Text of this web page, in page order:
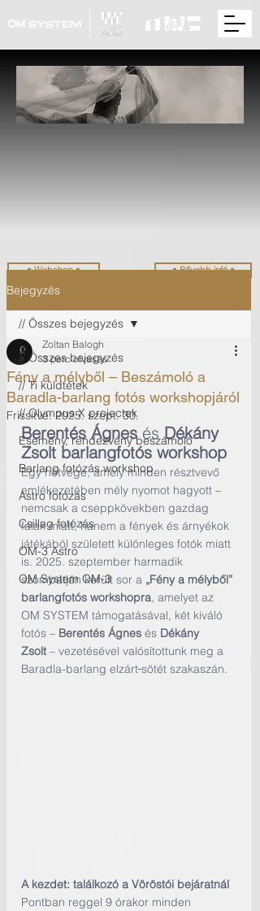
Bejegyzés
// Összes bejegyzés
// Ti küldtétek
// Olympus X projectek
Esemény, rendezvény beszámoló
Barlang fotózás workshop
Astro fotózás
Csillag fotózás
OM-3 Astro
OM System OM-3
// Összes bejegyzés
Fény a mélyből – Beszámoló a
Baradla-barlang fotós workshopjáról
Zoltan Balogh
3 perc olvasás
Frissítve:2025. szept. 30.
Berentés Ágnes és Dékány
Zsolt barlangfotós workshop
Egy hétvége, amely minden résztvevő
emlékezetében mély nyomot hagyott –
nemcsak a cseppkövekben gazdag
falak miatt, hanem a fények és árnyékok
játékából született különleges fotók miatt
is. 2025. szeptember harmadik
szombatján került sor a „Fény a mélyből”
barlangfotós workshopra, amelyet az
OM SYSTEM támogatásával, két kiváló
fotós – Berentés Ágnes és Dékány
Zsolt – vezetésével valósítottunk meg a
Baradla-barlang elzárt sötét szakaszán.
A kezdet: találkozó a Vöröstói bejáratnál
Pontban reggel 9 órakor minden
• Webshop • • Bővebb infó •